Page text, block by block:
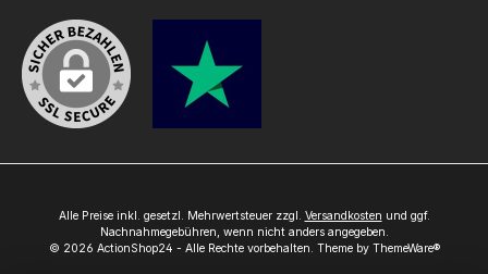
Alle Preise inkl. gesetzl. Mehrwertsteuer zzgl. Versandkosten und ggf.
Nachnahmegebühren, wenn nicht anders angegeben.
© 2026 ActionShop24 - Alle Rechte vorbehalten. Theme by ThemeWare®